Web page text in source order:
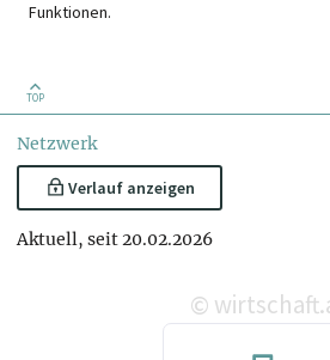
Funktionen.
TOP
Netzwerk
Verlauf anzeigen
Aktuell, seit 20.02.2026
©